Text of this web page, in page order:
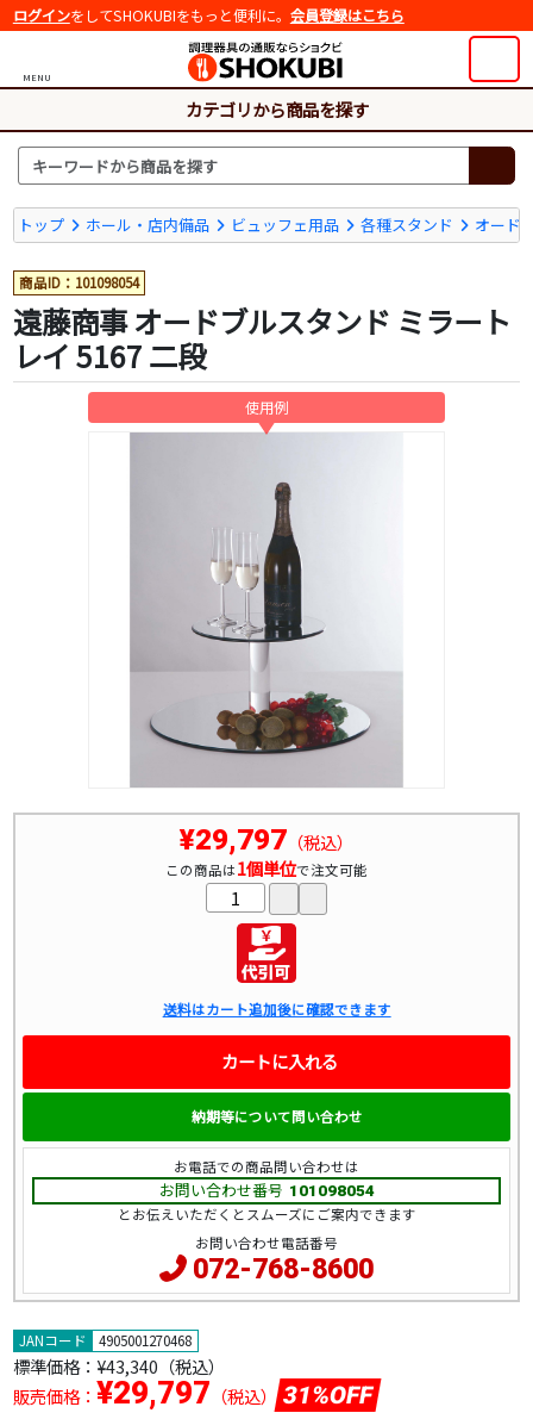
ログインをしてSHOKUBIをもっと便利に。 会員登録はこちら
MENU
カテゴリから商品を探す
トップ ホール・店内備品 ビュッフェ用品 各種スタンド オード
商品ID：101098054
遠藤商事 オードブルスタンド ミラート
レイ 5167 二段
JANコード 4905001270468
標準価格： ¥43,340（税込）
販売価格： ¥29,797 （税込） 31%OFF
¥29,797 （税込）
この商品は1個単位で注文可能
送料はカート追加後に確認できます
カートに入れる
納期等について問い合わせ
お電話での商品問い合わせは
お問い合わせ番号 101098054
とお伝えいただくとスムーズにご案内できます
お問い合わせ電話番号
072-768-8600
使用例